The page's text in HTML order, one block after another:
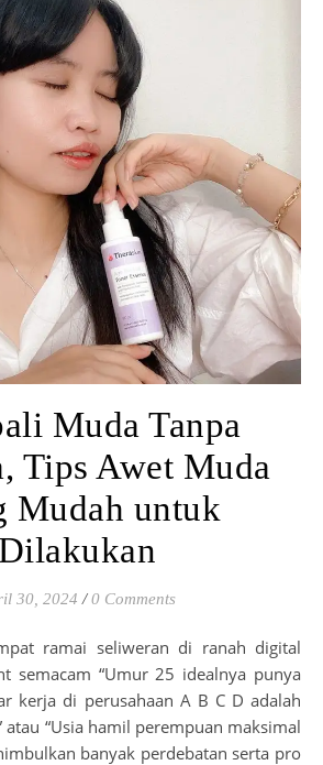
Muda Tanpa
Tips Awet Muda
Mudah untuk
Dilakukan
30, 2024 / 0 Comments
semacam “Umur 25 idealnya punya
kerja di perusahaan A B C D adalah
“Usia hamil perempuan maksimal
banyak perdebatan serta pro